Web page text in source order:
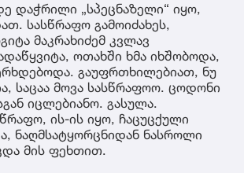
დაჭრილი „სპეცნაზელი“ იყო,
სასწრაფო გამოიძახეს,
მაკრახიძემ კვლავ
ოთახში ხმა იხშობოდა,
გაუფრთხილებიათ, ნუ
საცაა მოვა სასწრაფოო. ცოდონი
იცლებიანო. გასულა.
ის-ის იყო, ჩაცუცქული
ნაღმსატყორცნიდან ნასროლი
მის ფეხთით.